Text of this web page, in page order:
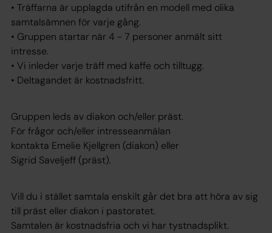
• Träffarna är upplagda utifrån en modell med olika
samtalsämnen för varje gång.
• Gruppen startar när 4 - 7 personer anmält sitt
intresse.
• Vi inleder varje träff med kaffe och tilltugg.
• Deltagandet är kostnadsfritt.
Gruppen leds av diakon och/eller präst.
För frågor och/eller intresseanmälan
kontakta Emelie Kjellgren (diakon) eller
Sigrid Saveljeff (präst).
Vill du i stället samtala enskilt går det bra att höra av sig
till präst eller diakon i pastoratet.
Samtalen är kostnadsfria och vi har tystnadsplikt.